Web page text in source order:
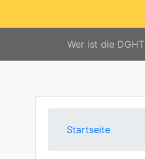
Wer ist die DGHT
Startseite